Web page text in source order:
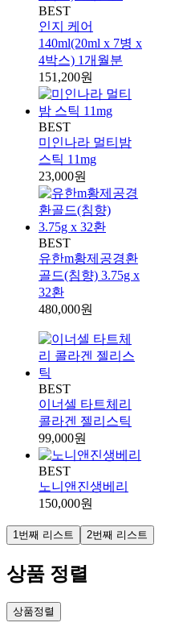
BEST
인지 케어
140ml(20ml x 7병 x
4박스) 1개월분
151,200원
BEST
미인나라 멀티밤
스틱 11mg
23,000원
BEST
유한m황제공경환
골드(침향) 3.75g x
32환
480,000원
BEST
이너셀 타트체리
콜라겐 젤리스틱
99,000원
BEST
노니앤진생베리
150,000원
1번째 리스트 2번째 리스트
상품 정렬
상품정렬